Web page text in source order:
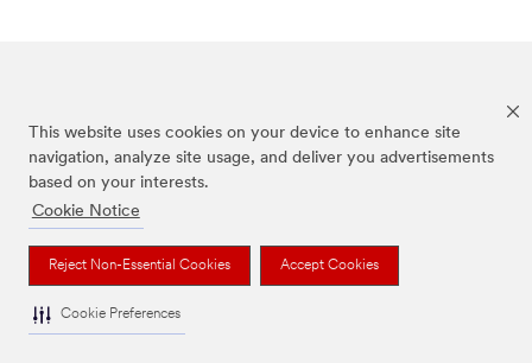
This website uses cookies on your device to enhance site
navigation, analyze site usage, and deliver you advertisements
based on your interests.
Cookie Notice
Reject Non-Essential Cookies Accept Cookies
Cookie Preferences
Todas as marcas mencionadas são propriedade da 3M.